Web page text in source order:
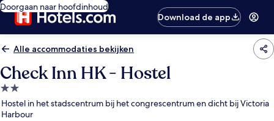
Doorgaan naar hoofdinhoud
Download de app
Alle accommodaties bekijken
Check Inn HK - Hostel
2.0-
sterrenaccommodatie
Hostel in het stadscentrum bij het congrescentrum en dicht bij Victoria
Harbour